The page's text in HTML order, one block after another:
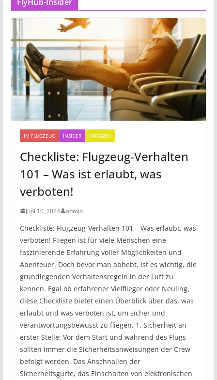
IM FLUGZEUG INSIDER MAGAZIN
Checkliste: Flugzeug-Verhalten
101 – Was ist erlaubt, was
verboten!
Juni 10, 2024 admin
Checkliste: Flugzeug-Verhalten 101 – Was erlaubt, was
verboten! Fliegen ist für viele Menschen eine
faszinierende Erfahrung voller Möglichkeiten und
Abenteuer. Doch bevor man abhebt, ist es wichtig, die
grundlegenden Verhaltensregeln in der Luft zu
kennen. Egal ob erfahrener Vielflieger oder Neuling,
diese Checkliste bietet einen Überblick über das, was
erlaubt und was verboten ist, um sicher und
verantwortungsbewusst zu fliegen. 1. Sicherheit an
erster Stelle: Vor dem Start und während des Flugs
sollten immer die Sicherheitsanweisungen der Crew
befolgt werden. Das Anschnallen der
Sicherheitsgurte, das Einschalten von elektronischen